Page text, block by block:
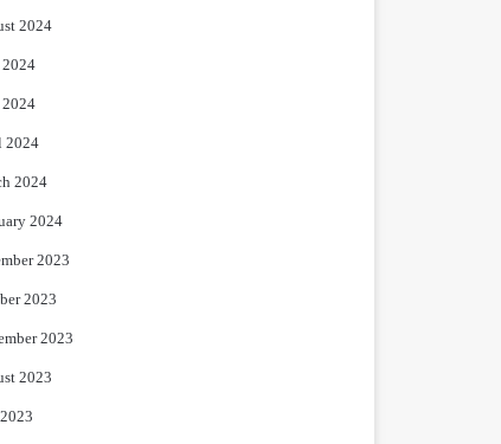
2024
2024
2024
2024
2024
2023
2023
2023
2023